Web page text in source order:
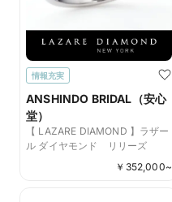
情報充実
ANSHINDO BRIDAL（安心
堂）
【 LAZARE DIAMOND 】ラザー
ル ダイヤモンド リリーズ
￥ 352,000~